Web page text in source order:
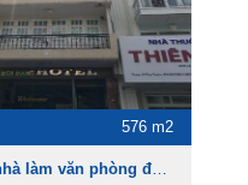
576 m2